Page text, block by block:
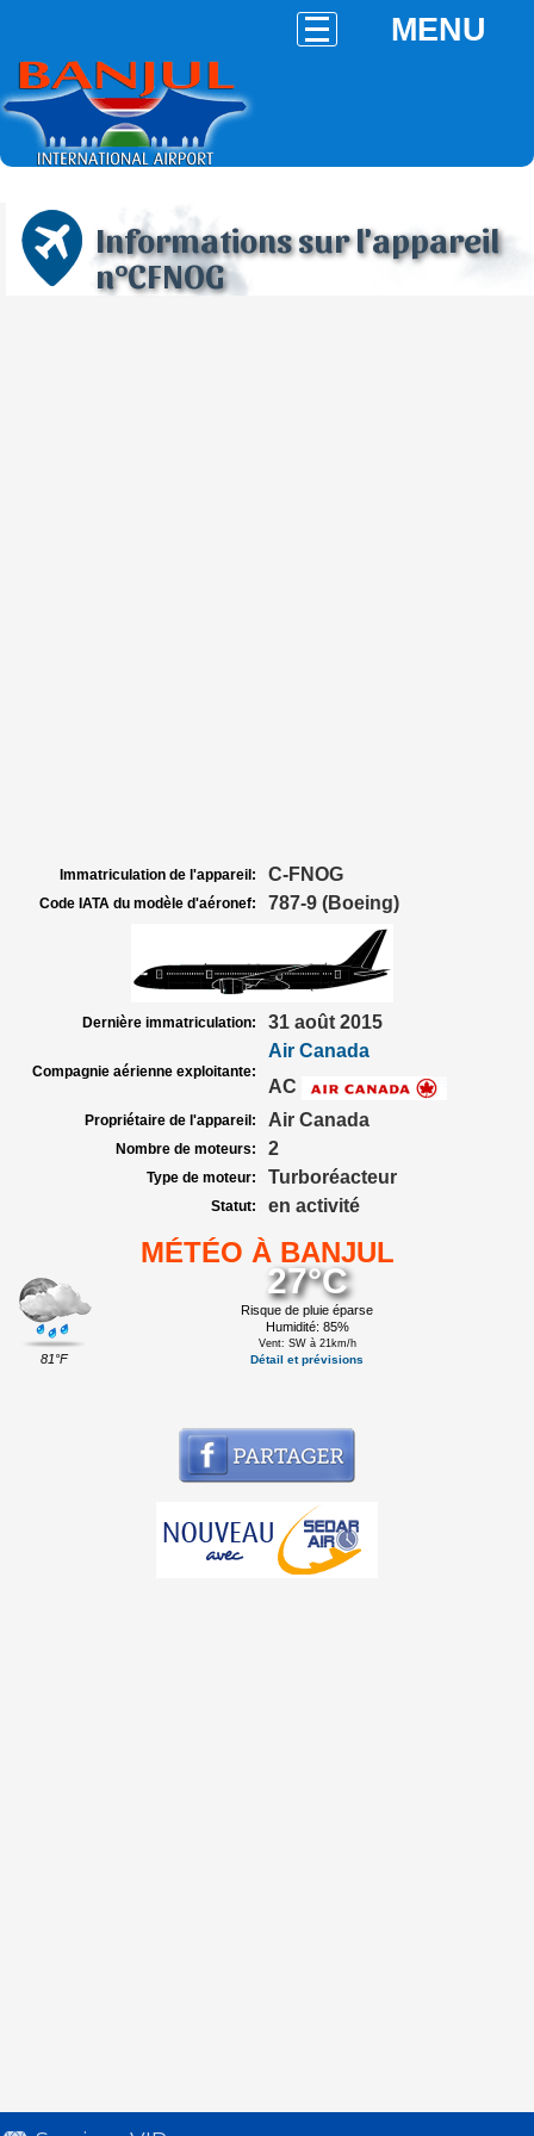
MENU
Informations sur l'appareil
n°CFNOG
Immatriculation de l'appareil: C-FNOG
Code IATA du modèle d'aéronef: 787-9 (Boeing)
Dernière immatriculation: 31 août 2015
Compagnie aérienne exploitante:
Air Canada
AC
Propriétaire de l'appareil: Air Canada
Nombre de moteurs: 2
Type de moteur: Turboréacteur
Statut: en activité
MÉTÉO À BANJUL
81°F
27°C
Risque de pluie éparse
Humidité: 85%
Vent: SW à 21km/h
Détail et prévisions